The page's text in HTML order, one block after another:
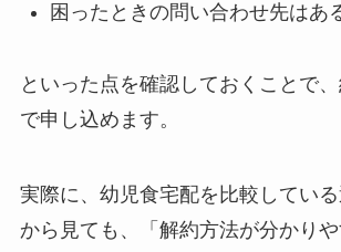
困ったときの問い合わせ先はあ
といった点を確認しておくことで
で申し込めます。
実際に、幼児食宅配を比較してい
から見ても、「解約方法が分かり